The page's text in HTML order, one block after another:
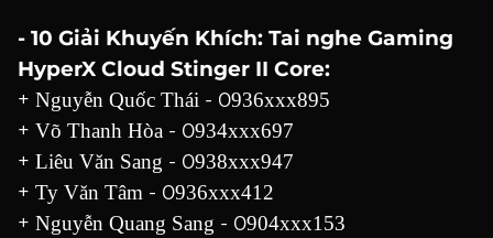
- 10 Giải Khuyến Khích: Tai nghe Gaming
HyperX Cloud Stinger II Core:
+ Nguyễn Quốc Thái - 0936xxx895
+ Võ Thanh Hòa - 0934xxx697
+ Liêu Văn Sang - 0938xxx947
+ Ty Văn Tâm - 0936xxx412
+ Nguyễn Quang Sang - 0904xxx153